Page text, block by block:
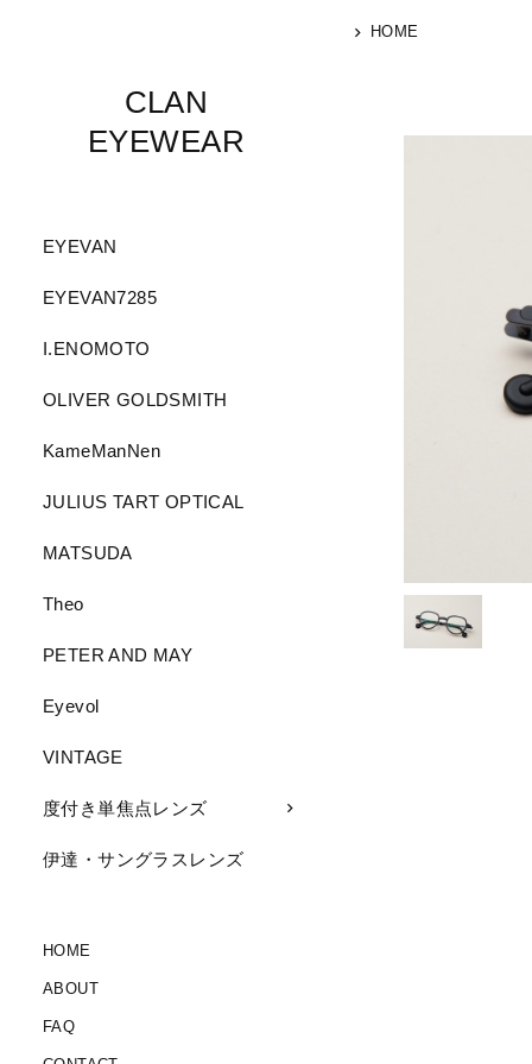
CLAN
EYEWEAR
EYEVAN
EYEVAN7285
I.ENOMOTO
OLIVER GOLDSMITH
KameManNen
JULIUS TART OPTICAL
MATSUDA
Theo
PETER AND MAY
Eyevol
VINTAGE
度付き単焦点レンズ
伊達・サングラスレンズ
HOME
ABOUT
FAQ
HOME